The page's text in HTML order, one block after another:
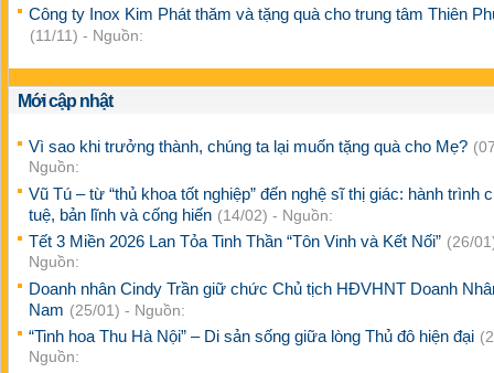
Công ty Inox Kim Phát thăm và tặng quà cho trung tâm Thiên
(11/11) - Nguồn:
Mới cập nhật
Vì sao khi trưởng thành, chúng ta lại muốn tặng quà cho Mẹ?
Nguồn:
Vũ Tú – từ “thủ khoa tốt nghiệp” đến nghệ sĩ thị giác: hành trình
tuệ, bản lĩnh và cống hiến (14/02) - Nguồn:
Tết 3 Miền 2026 Lan Tỏa Tinh Thần “Tôn Vinh và Kết Nối” (26/
Nguồn:
Doanh nhân Cindy Trần giữ chức Chủ tịch HĐVHNT Doanh
Nam (25/01) - Nguồn:
“Tinh hoa Thu Hà Nội” – Di sản sống giữa lòng Thủ đô hiện đại
Nguồn: